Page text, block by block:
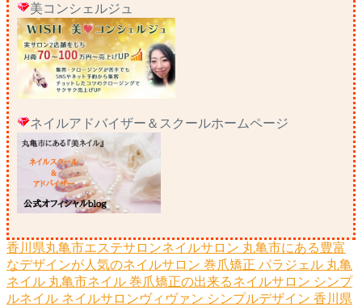
美コンシェルジュ
ネイルアドバイザー＆スクールホームページ
香川県丸亀市エステサロンネイルサロン 丸亀市にある豊富
なデザインが人気のネイルサロン 巻爪矯正 パラジェル 丸亀
ネイル 丸亀市ネイル 巻爪矯正の出来るネイルサロン シンプ
ルネイル ネイルサロンヴィヴァン シンプルデザイン 香川県